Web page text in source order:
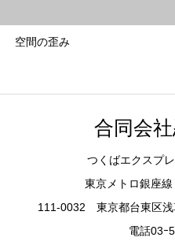
空間の歪み
合同会
つくばエクスプ
東京メトロ銀座
111-0032 東京都台東区
電話03ｰ